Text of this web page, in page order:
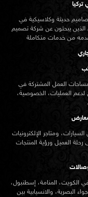
حديثة وكلاسيكية في
الذين يبحثون عن شركة تصميم
العمل المشتركة في
لدعم العمليات، الخصوصية،
ومتاجر الإلكترونيات
العميل ورؤية المنتجات
الكويت، المنامة، إسطنبول،
البصرية، والانسيابية بين